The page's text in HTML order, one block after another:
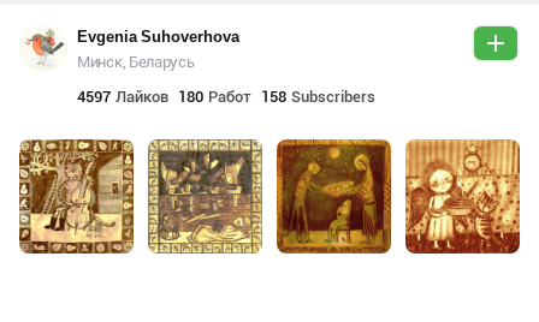
Evgenia Suhoverhova
Минск, Беларусь
4597 Лайков 180 Работ 158 Subscribers